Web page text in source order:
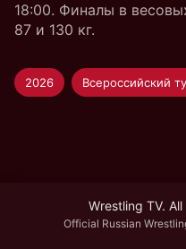
18:00. Финалы в
87 и 130 кг.
2026
Wrestling TV.
Official Russian